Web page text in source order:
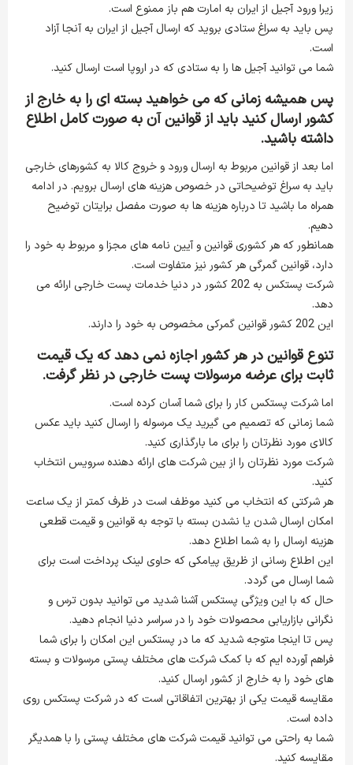
زیرا ورود آجیل از ایران به امارت هم باز ممنوع است.
پس باید به سراغ ستادی بروید که ارسال آجیل از ایران به آنجا آزاد
است.
شما می توانید آجیل ها را به ستادی که در اروپا است ارسال کنید.
پس همیشه زمانی که می خواهید بسته ای را به خارج از
کشور ارسال کنید باید از قوانین آن به صورت کامل اطلاع
داشته باشید.
اما بعد از قوانین مربوط به ارسال ورود و خروج کالا به کشورهای خارجی
باید به سراغ توضیحاتی در خصوص هزینه های ارسال برویم. در ادامه
همراه ما باشید تا درباره هزینه ها به صورت مفصل برایتان توضیح
دهیم.
همانطور که هر کشوری قوانین و آیین نامه های مجزا و مربوط به خود را
دارد، قوانین گمرگی هر کشور نیز متفاوت است.
شرکت پستکس به 202 کشور در دنیا خدمات پست خارجی ارائه می
دهد.
این 202 کشور قوانین گمرکی مخصوص به خود را دارند.
تنوع قوانین در هر کشور اجازه نمی دهد که یک قیمت
ثابت برای عرضه مرسولات پست خارجی در نظر گرفت.
اما شرکت پستکس کار را برای شما آسان کرده است.
شما زمانی که تصمیم می گیرید یک مرسوله را ارسال کنید باید عکس
کالای مورد نظرتان را برای ما بارگذاری کنید.
شرکت مورد نظرتان را از بین شرکت های ارائه دهنده سرویس انتخاب
کنید.
هر شرکتی که انتخاب می کنید موظف است در ظرف کمتر از یک ساعت
امکان ارسال شدن یا نشدن بسته با توجه به قوانین و قیمت قطعی
هزینه ارسال را به شما اطلاع دهد.
این اطلاع رسانی از ظریق پیامکی که حاوی لینک پرداخت است برای
شما ارسال می گردد.
حال که با این ویژگی پستکس آشنا شدید می توانید بدون ترس و
نگرانی بازاریابی محصولات خود را در سراسر دنیا انجام دهید.
پس تا اینجا متوجه شدید که ما در پستکس این امکان را برای شما
فراهم آورده ایم که با کمک شرکت های مختلف پستی مرسولات و بسته
های خود را به خارج از کشور ارسال کنید.
مقایسه قیمت یکی از بهترین اتفاقاتی است که در شرکت پستکس روی
داده است.
شما به راحتی می توانید قیمت شرکت های مختلف پستی را با همدیگر
مقایسه کنید.